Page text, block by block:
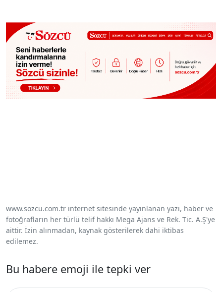
www.sozcu.com.tr internet sitesinde yayınlanan yazı, haber ve
fotoğrafların her türlü telif hakkı Mega Ajans ve Rek. Tic. A.Ş'ye
aittir. İzin alınmadan, kaynak gösterilerek dahi iktibas
edilemez.
Bu habere emoji ile tepki ver